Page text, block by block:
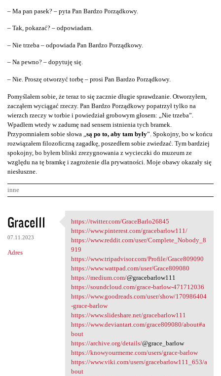
– Ma pan pasek? – pyta Pan Bardzo Porządkowy.
– Tak, pokazać? – odpowiadam.
– Nie trzeba – odpowiada Pan Bardzo Porządkowy.
– Na pewno? – dopytuję się.
– Nie. Proszę otworzyć torbę – prosi Pan Bardzo Porządkowy.
Pomyślałem sobie, że teraz to się zacznie długie sprawdzanie. Otworzyłem,
zacząłem wyciągać rzeczy. Pan Bardzo Porządkowy popatrzył tylko na
wierzch rzeczy w torbie i powiedział grobowym głosem: „Nie trzeba”.
Wpadłem wtedy w zadumę nad sensem istnienia tych bramek.
Przypomniałem sobie słowa „ są po to, aby tam były”. Spokojny, bo w końcu
rozwiązałem filozoficzną zagadkę, poszedłem sobie zwiedzać. Tym bardziej
spokojny, bo byłem bliski zrezygnowania z wycieczki do muzeum ze
względu na tę bramkę i zagrożenie dla prywatności. Moje obawy okazały się
niesłuszne.
inne
K
o
m
e
Grace111
07.11.2023
Adres
https://twitter.com
https://twitter.com/GraceBarlo26845
https://www.pinterest.com/gracebarlow111/
https://www.reddit.com/user/Complete_Nobody_8
919
https://www.tripadvisor.com/Profile/Grace809090
https://www.wattpad.com/user/Grace809080
https://medium.com/@gracebarlow111
https://soundcloud.com/grace-barlow-471712036
https://www.goodreads.com/user/show/170986404
-grace-barlow
https://www.slideshare.net/gracebarlow111
https://www.deviantart.com/grace809080/about#a
bout
https://archive.org/details/@grace_barlow
https://knowyourmeme.com/users/grace-barlow
https://www.viki.com/users/gracebarlow111_653/a
bout